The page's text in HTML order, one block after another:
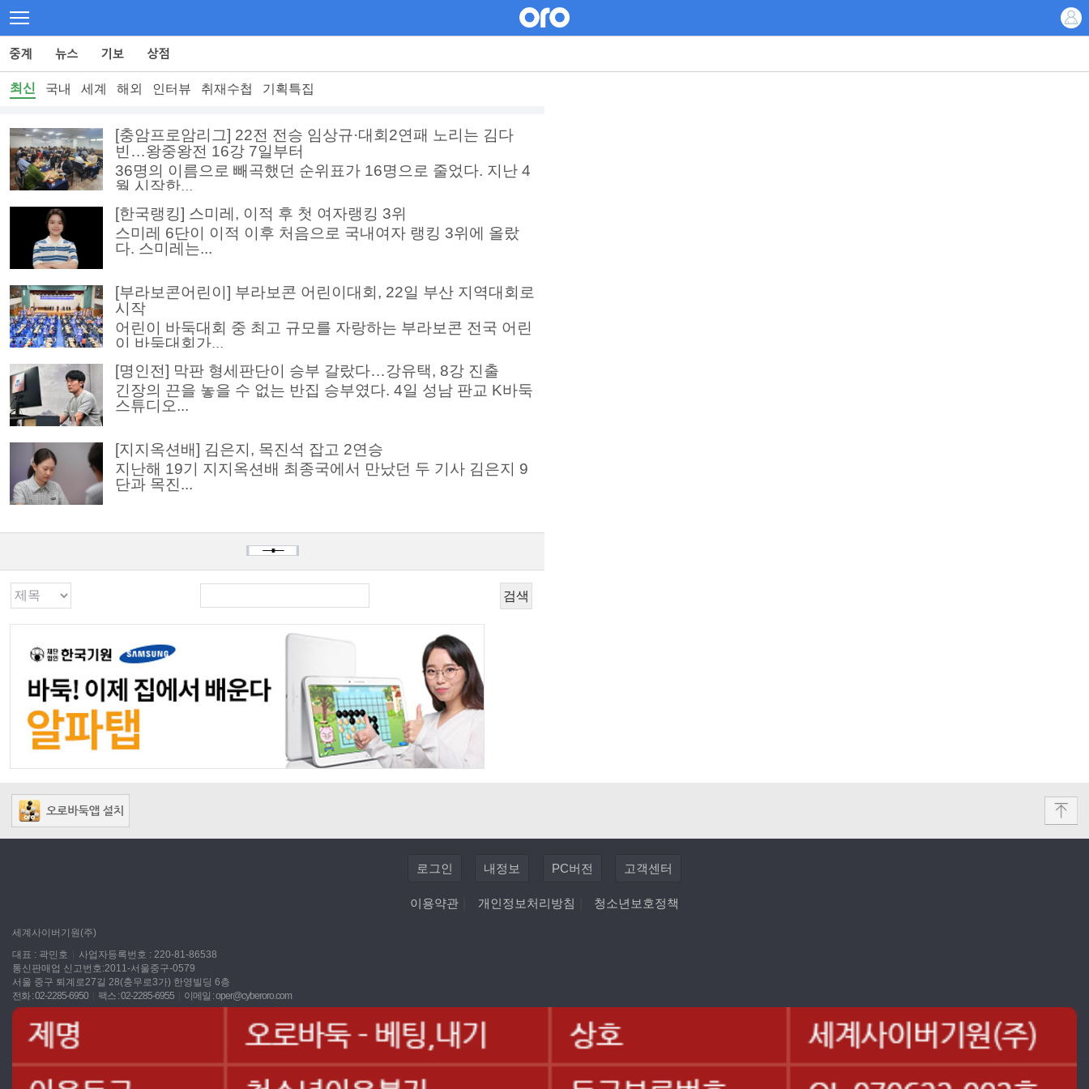
최신 국내 세계 해외 인터뷰 취재수첩 기획특집
[충암프로암리그] 22전 전승 임상규·대회2연패 노리는 김다
빈…왕중왕전 16강 7일부터
36명의 이름으로 빼곡했던 순위표가 16명으로 줄었다. 지난 4
월 시작한...
[한국랭킹] 스미레, 이적 후 첫 여자랭킹 3위
스미레 6단이 이적 이후 처음으로 국내여자 랭킹 3위에 올랐
다. 스미레는...
[부라보콘어린이] 부라보콘 어린이대회, 22일 부산 지역대회로
시작
어린이 바둑대회 중 최고 규모를 자랑하는 부라보콘 전국 어린
이 바둑대회가...
[명인전] 막판 형세판단이 승부 갈랐다…강유택, 8강 진출
긴장의 끈을 놓을 수 없는 반집 승부였다. 4일 성남 판교 K바둑
스튜디오...
[지지옥션배] 김은지, 목진석 잡고 2연승
지난해 19기 지지옥션배 최종국에서 만났던 두 기사 김은지 9
단과 목진...
로그인 내정보 PC버전 고객센터
이용약관 개인정보처리방침 청소년보호정책
세계사이버기원(주)
대표 : 곽민호
사업자등록번호 : 220-81-86538
통신판매업 신고번호:2011-서울중구-0579
서울 중구 퇴계로27길 28(충무로3가) 한영빌딩 6층
전화 : 02-2285-6950
팩스 : 02-2285-6955 이메일 :oper@cyberoro.com